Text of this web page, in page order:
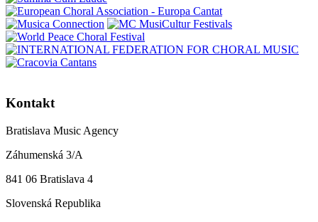
Kontakt
Bratislava Music Agency
Záhumenská 3/A
841 06 Bratislava 4
Slovenská Republika